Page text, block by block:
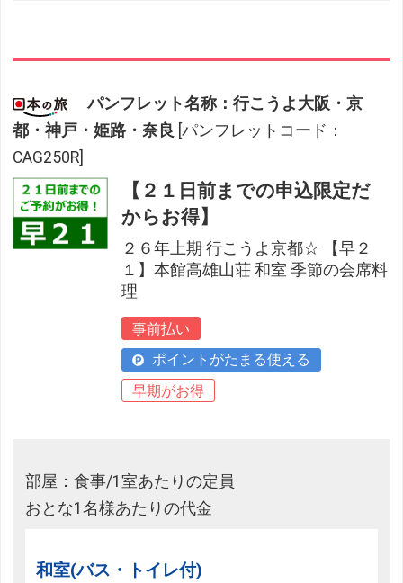
パンフレット名称：行こうよ大阪・京
都・神戸・姫路・奈良 [パンフレットコード：
CAG250R]
【２１日前までの申込限定だ
からお得】
２６年上期 行こうよ京都☆ 【早２
１】本館高雄山荘 和室 季節の会席料
理
事前払い
ポイントがたまる使える
早期がお得
部屋：食事/1室あたりの定員
おとな1名様あたりの代金
和室(バス・トイレ付)